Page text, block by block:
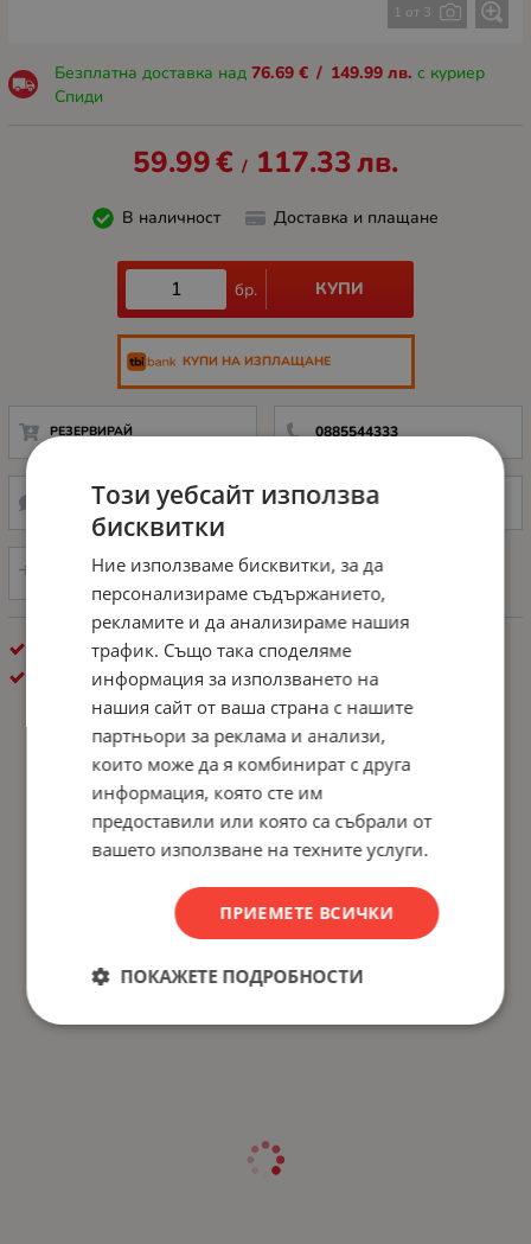
1 от 3
Безплатна доставка над 76.69 € / 149.99 лв. с куриер
Спиди
59.99€ / 117.33лв.
В наличност Доставка и плащане
бр. КУПИ
КУПИ НА ИЗПЛАЩАНЕ
РЕЗЕРВИРАЙ 0885544333
НАПРАВИ ЗАПИТВАНЕ ДОБАВИ В ЛЮБИМИ
СРАВНИ
МИКРОФОНИ
LOGITECH
Този уебсайт използва
бисквитки
Ние използваме бисквитки, за да
персонализираме съдържанието,
рекламите и да анализираме нашия
трафик. Също така споделяме
информация за използването на
нашия сайт от ваша страна с нашите
партньори за реклама и анализи,
които може да я комбинират с друга
информация, която сте им
предоставили или която са събрали от
вашето използване на техните услуги.
ПРИЕМЕТЕ ВСИЧКИ
ПОКАЖЕТЕ ПОДРОБНОСТИ